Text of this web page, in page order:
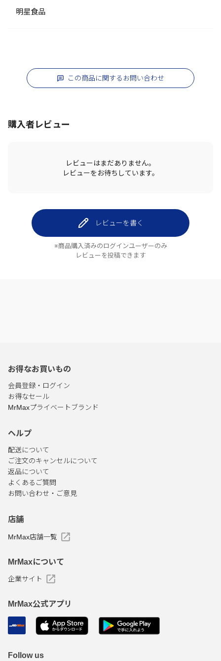
明星食品
この商品に関するお問い合わせ
購入者レビュー
レビューはまだありません。
レビューをお待ちしています。
レビューを書く
※商品購入済みのログインユーザーのみ
レビューを投稿できます
お得なお買いもの
会員登録・ログイン
お得なセール
MrMaxプライベートブランド
ヘルプ
配送について
ご注文のキャンセルについて
返品について
よくあるご質問
お問い合わせ・ご意見
店舗
MrMax店舗一覧
MrMaxについて
企業サイト
MrMax公式アプリ
Follow us